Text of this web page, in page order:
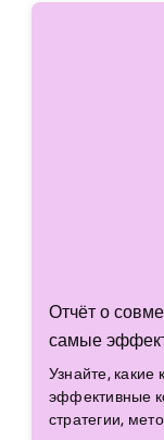
Отчёт о
самые
Узнайте,
эффективные
стратегии,